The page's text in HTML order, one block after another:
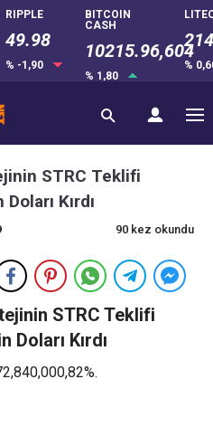
RIPPLE
49.98
% -1,90
BITCOIN
CASH
10215.96,604
% 1,80
%
STRC Teklifi
Kırdı
90 kez okundu
STRC Teklifi
Kırdı